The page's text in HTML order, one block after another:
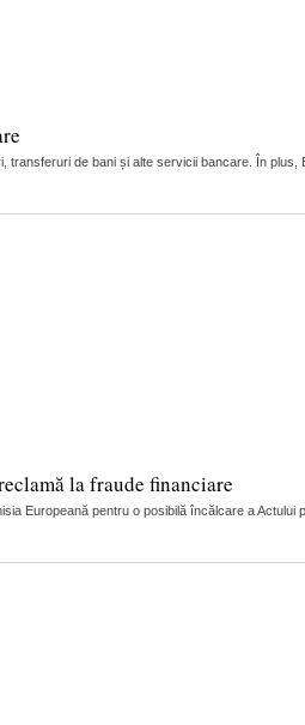
de bani și alte servicii bancare. În plus,
la fraude financiare
Europeană pentru o posibilă încălcare a Actului